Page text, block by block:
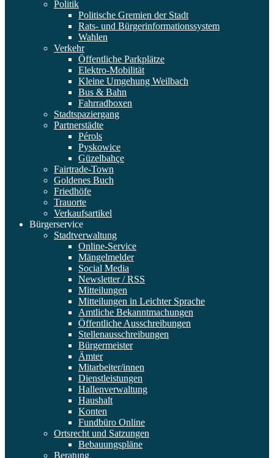
Politik
Politische Gremien der Stadt
Rats- und Bürgerinformationssystem
Wahlen
Verkehr
Öffentliche Parkplätze
Elektro-Mobilität
Kleine Umgehung Weilbach
Bus & Bahn
Fahrradboxen
Stadtspaziergang
Partnerstädte
Pérols
Pyskowice
Güzelbahçe
Fairtrade-Town
Goldenes Buch
Friedhöfe
Trauorte
Verkaufsartikel
Bürgerservice
Stadtverwaltung
Online-Service
Mängelmelder
Social Media
Newsletter / RSS
Mitteilungen
Mitteilungen in Leichter Sprache
Amtliche Bekanntmachungen
Öffentliche Ausschreibungen
Stellenausschreibungen
Bürgermeister
Ämter
Mitarbeiter/innen
Dienstleistungen
Hallenverwaltung
Haushalt
Konten
Fundbüro Online
Ortsrecht und Satzungen
Bebauungspläne
Beratung